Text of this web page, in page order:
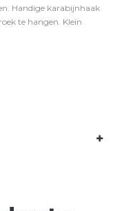
Handige karabijnhaak
te hangen. Klein